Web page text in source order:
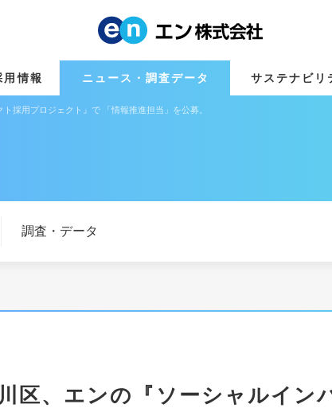
用情報 ニュース・調査データ サステナビリ
採用プロジェクト』で 「情報推進担当」を公募。
調査・データ
区、エンの『ソーシャルイン